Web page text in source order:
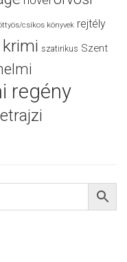
csíkos könyvek rejtély
szatirikus Szent
regény